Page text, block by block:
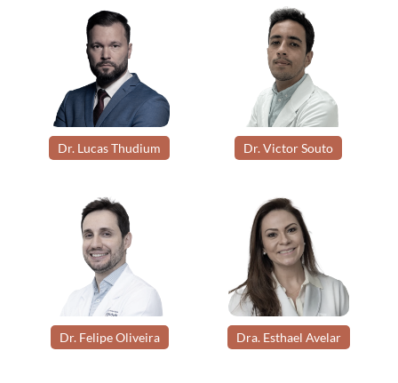
Dr. Lucas Thudium Dr. Victor Souto
Dr. Felipe Oliveira Dra. Esthael Avelar